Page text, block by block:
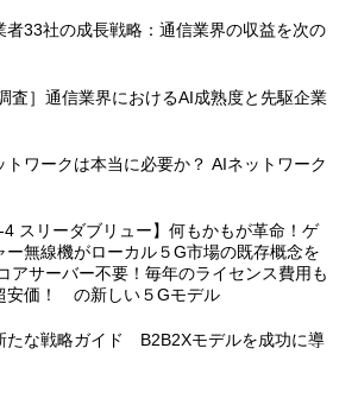
者33社の成長戦略：通信業界の収益を次の
査］通信業界におけるAI成熟度と先駆企業
トワークは本当に必要か？ AIネットワーク
4 スリーダブリュー】何もかもが革命！ゲ
ー無線機がローカル５G市場の既存概念を
アサーバー不要！毎年のライセンス費用も
安価！ の新しい５Gモデル
たな戦略ガイド B2B2Xモデルを成功に導